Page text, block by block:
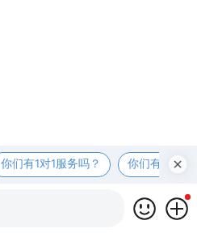
你们有1对1服务吗？ 你们有现货